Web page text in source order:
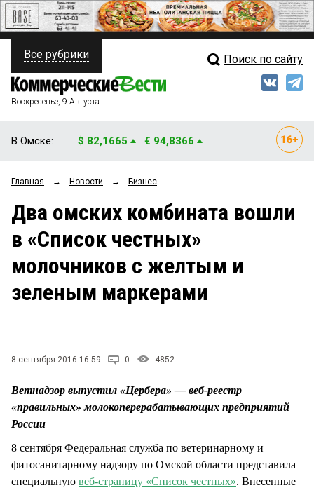
ПОЛИТИКА
ФИНАНСЫ
ОБЩЕСТВО
ЗАКОН
Свежий выпуск
Рейтинги
Блоги
Архив
Все рубрики Поиск по сайту
Воскресенье, 9 Августа
В Омске: $ 82,1665 € 94,8366
Главная → Новости → Бизнес
Два омских комбината вошли
в «Список честных»
молочников с желтым и
зеленым маркерами
8 сентября 2016 16:59 0 4852
Ветнадзор выпустил «Цербера» — веб-реестр
«правильных» молокоперерабатывающих предприятий
России
8 сентября Федеральная служба по ветеринарному и
фитосанитарному надзору по Омской области представила
специальную веб-страницу «Список честных». Внесенные